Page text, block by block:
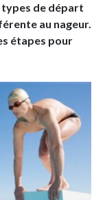
types de départ
au nageur.
étapes pour